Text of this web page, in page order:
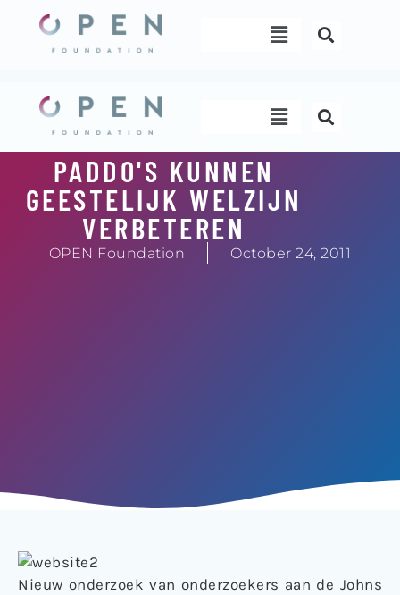
content
Menu
Menu
PADDO'S KUNNEN
GEESTELIJK WELZIJN
VERBETEREN
OPEN Foundation October 24, 2011
Nieuw onderzoek van onderzoekers aan de Johns